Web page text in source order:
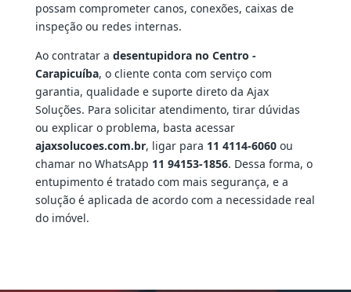
possam comprometer canos, conexões, caixas de
inspeção ou redes internas.
Ao contratar a desentupidora no Centro -
Carapicuíba, o cliente conta com serviço com
garantia, qualidade e suporte direto da Ajax
Soluções. Para solicitar atendimento, tirar dúvidas
ou explicar o problema, basta acessar
ajaxsolucoes.com.br, ligar para 11 4114-6060ou
chamar no WhatsApp 11 94153-1856. Dessa forma, o
entupimento é tratado com mais segurança, e a
solução é aplicada de acordo com a necessidade real
do imóvel.